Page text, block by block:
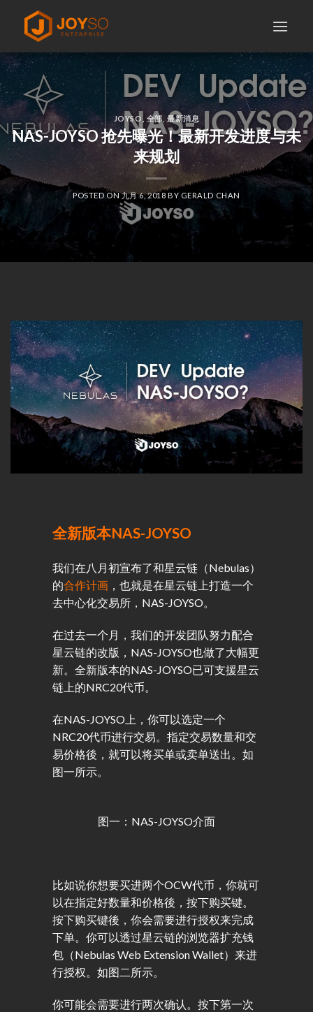
content
JOYSO ,全部 ,最新消息
NAS-JOYSO 抢先曝光！最新开发进度与未
来规划
POSTED ON九月 6, 2018 BY GERALD CHAN
全新版本NAS-JOYSO
我们在八月初宣布了和星云链（Nebulas）
的合作计画 ，也就是在星云链上打造一个
去中心化交易所，NAS-JOYSO。
在过去一个月，我们的开发团队努力配合
星云链的改版，NAS-JOYSO也做了大幅更
新。全新版本的NAS-JOYSO已可支援星云
链上的NRC20代币。
在NAS-JOYSO上，你可以选定一个
NRC20代币进行交易。指定交易数量和交
易价格後，就可以将买单或卖单送出。如
图一所示。
图一：NAS-JOYSO介面
比如说你想要买进两个OCW代币，你就可
以在指定好数量和价格後，按下购买键。
按下购买键後，你会需要进行授权来完成
下单。你可以透过星云链的浏览器扩充钱
包（Nebulas Web Extension Wallet）来进
行授权。如图二所示。
你可能会需要进行两次确认。按下第一次